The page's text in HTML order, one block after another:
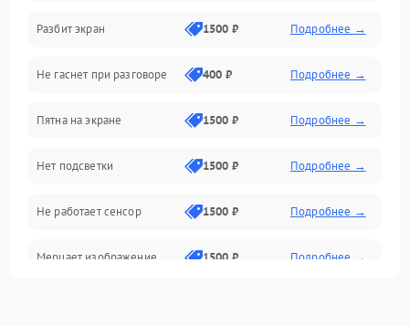
Проблемы с дисплеем и сенсором
Зарядка
Проблемы с питанием, зарядкой и аккумулятором
Проблемы с работой системы, корпусом и другие
Разбит экран 1500 ₽ Подробнее →
Не гаснет при разговоре 400 ₽ Подробнее →
Пятна на экране 1500 ₽ Подробнее →
Нет подсветки 1500 ₽ Подробнее →
Не работает сенсор 1500 ₽ Подробнее →
Мерцает изображение 1500 ₽ Подробнее →